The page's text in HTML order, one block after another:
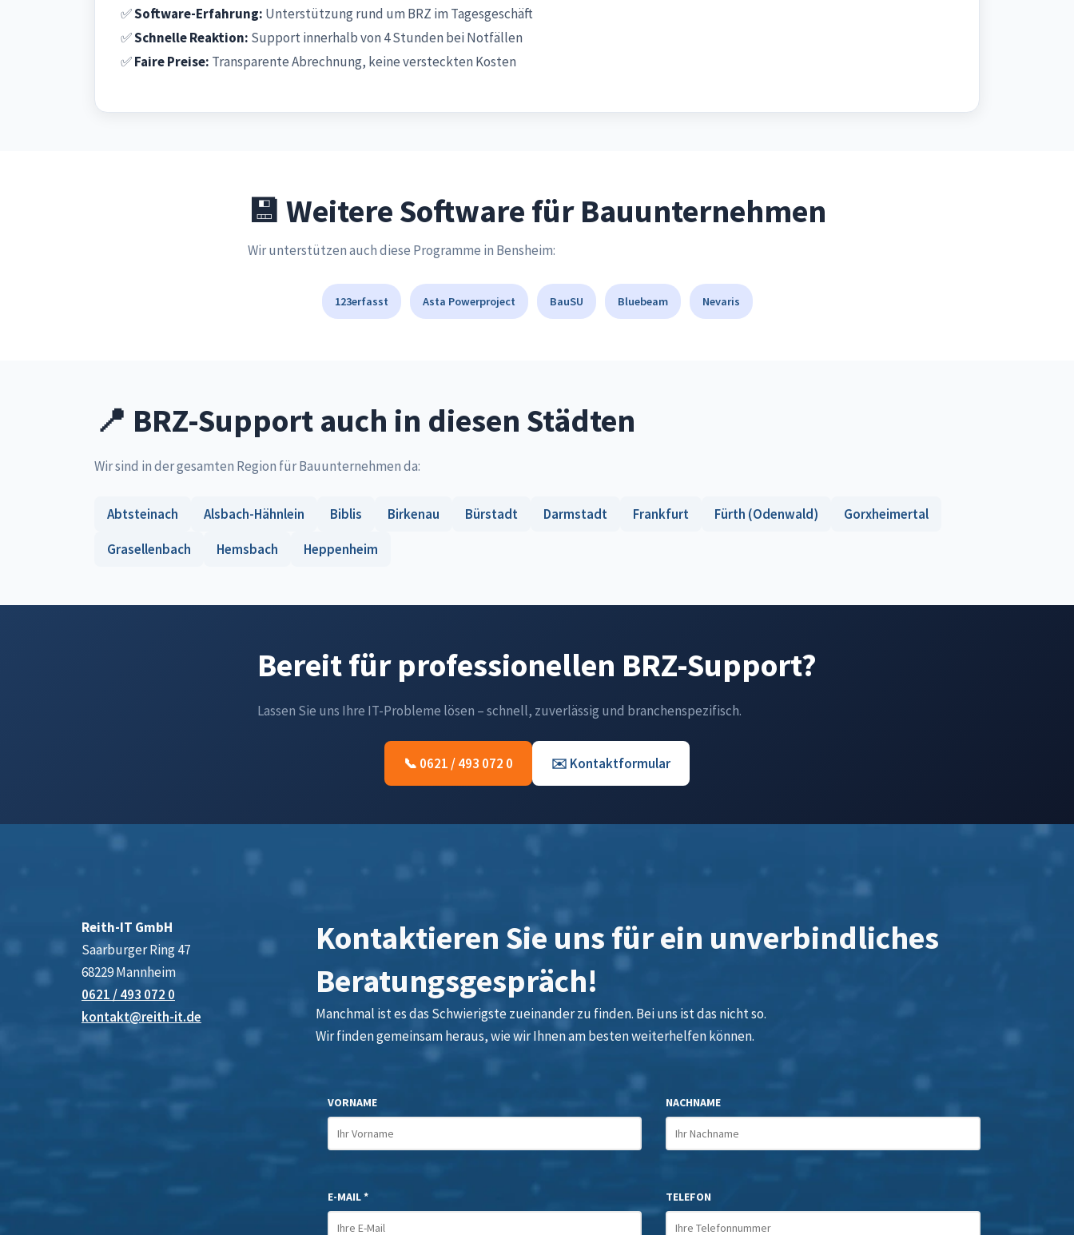
✅Software-Erfahrung: Unterstützung rund um BRZ im Tagesgeschäft
✅Schnelle Reaktion: Support innerhalb von 4 Stunden bei Notfällen
✅Faire Preise: Transparente Abrechnung, keine versteckten Kosten
💾 Weitere Software für Bauunternehmen
Wir unterstützen auch diese Programme in Bensheim:
123erfasst Asta Powerproject BauSU Bluebeam Nevaris
📍 BRZ-Support auch in diesen Städten
Wir sind in der gesamten Region für Bauunternehmen da:
Abtsteinach Alsbach-Hähnlein Biblis Birkenau Bürstadt Darmstadt Frankfurt Fürth (Odenwald)
Gorxheimertal
Grasellenbach
Hemsbach Heppenheim
Bereit für professionellen BRZ-Support?
Lassen Sie uns Ihre IT-Probleme lösen – schnell, zuverlässig und branchenspezifisch.
📞 0621 / 493 072 0 ✉️ Kontaktformular
Reith-IT GmbH
Saarburger Ring 47
68229 Mannheim
0621 / 493 072 0
kontakt@reith-it.de
Kontaktieren Sie uns für ein unverbindliches
Beratungsgespräch!
Manchmal ist es das Schwierigste zueinander zu finden. Bei uns ist das nicht so.
Wir finden gemeinsam heraus, wie wir Ihnen am besten weiterhelfen können.
VORNAME NACHNAME
E-MAIL * TELEFON